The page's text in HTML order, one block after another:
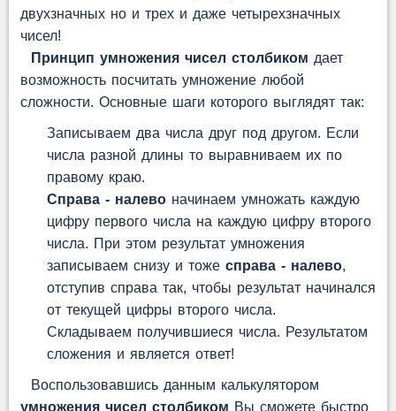
двухзначных но и трех и даже четырехзначных
чисел!
Принцип умножения чисел столбиком дает
возможность посчитать умножение любой
сложности. Основные шаги которого выглядят так:
Записываем два числа друг под другом. Если
числа разной длины то выравниваем их по
правому краю.
Справа - налевоначинаем умножать каждую
цифру первого числа на каждую цифру второго
числа. При этом результат умножения
записываем снизу и тоже справа - налево,
отступив справа так, чтобы результат начинался
от текущей цифры второго числа.
Складываем получившиеся числа. Результатом
сложения и является ответ!
Воспользовавшись данным калькулятором
умножения чисел столбиком Вы сможете быстро